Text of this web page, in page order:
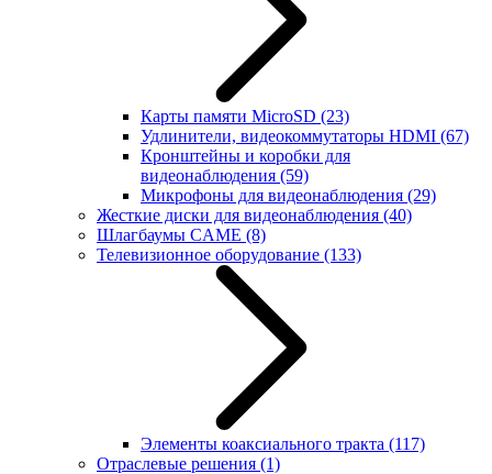
Карты памяти MicroSD (23)
Удлинители, видеокоммутаторы HDMI (67)
Кронштейны и коробки для
видеонаблюдения (59)
Микрофоны для видеонаблюдения (29)
Жесткие диски для видеонаблюдения (40)
Шлагбаумы CAME (8)
Телевизионное оборудование (133)
Элементы коаксиального тракта (117)
Отраслевые решения (1)